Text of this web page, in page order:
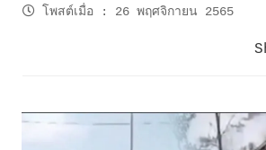
โพสต์เมื่อ : 26 พฤศจิกายน 2565